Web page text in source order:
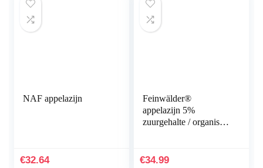
NAF appelazijn
€32.64
Feinwälder®
appelazijn 5%
zuurgehalte / organisch
in jerrycan / uit 100%
€34.99